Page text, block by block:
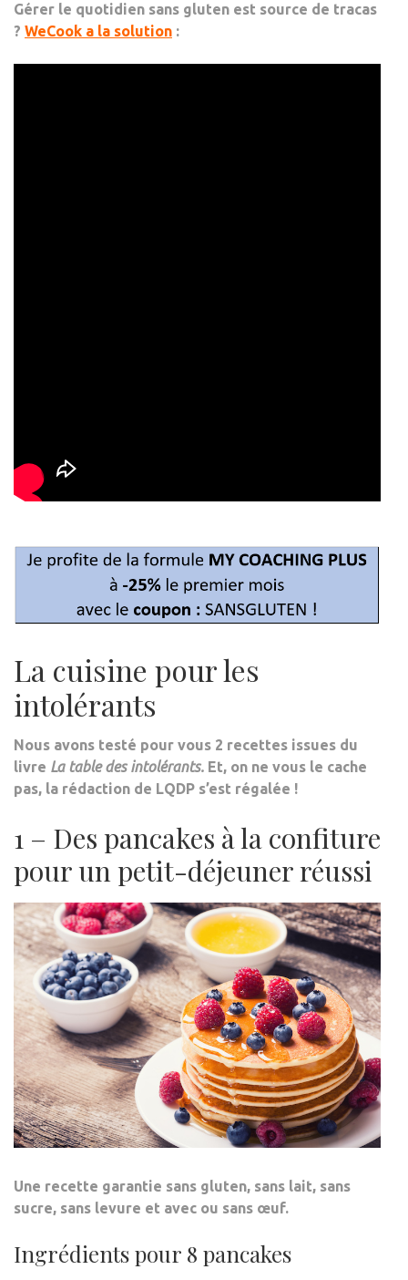
Gérer le quotidien sans gluten est source de tracas
? WeCook a la solution :
La cuisine pour les
intolérants
Nous avons testé pour vous 2 recettes issues du
livre La table des intolérants. Et, on ne vous le cache
pas, la rédaction de LQDP s’est régalée !
1 – Des pancakes à la confiture
pour un petit-déjeuner réussi
Une recette garantie sans gluten, sans lait, sans
sucre, sans levure et avec ou sans œuf.
Ingrédients pour 8 pancakes